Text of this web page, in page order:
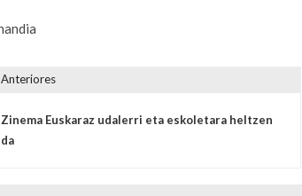
Anteriores
Zinema Euskaraz udalerri eta eskoletara heltzen
da